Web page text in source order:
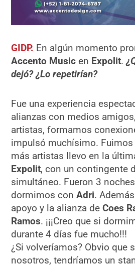
GIDP. En algún momento
Accento Music en Expolit.¿
dejó? ¿Lo repetirían?
Fue una experiencia
alianzas con medios
artistas, formamos
impulsó muchísimo. Fuimos
más artistas llevo en la
Expolit, con un contingente
simultáneo. Fueron 3
dormimos conAdri.
apoyo y la alianza deCoes
Ramos. ¡¡¡Creo que si
durante 4 días fue mucho!!!
¿Si volveríamos? Obvio que
nosotros, tendríamos un